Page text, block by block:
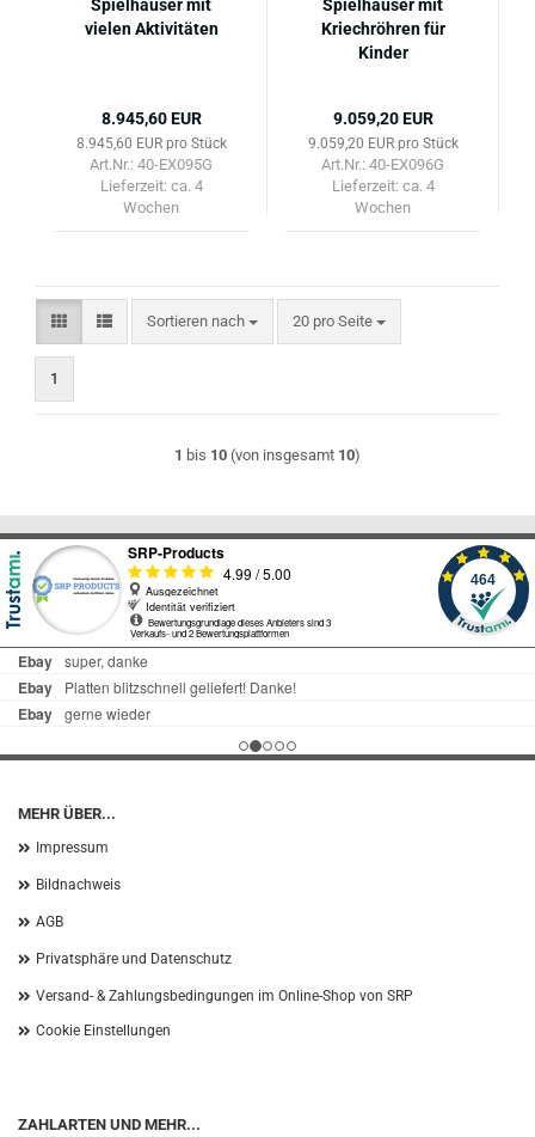
Spielhäuser mit
vielen Aktivitäten
8.945,60 EUR
8.945,60 EUR pro Stück
Art.Nr.: 40-EX095G
Lieferzeit: ca. 4
Wochen
Spielhäuser mit
Kriechröhren für
Kinder
9.059,20 EUR
9.059,20 EUR pro Stück
Art.Nr.: 40-EX096G
Lieferzeit: ca. 4
Wochen
Sortieren nach
Sortieren nach 20 pro Seite
pro Seite
1
1 bis 10 (von insgesamt 10)
MEHR ÜBER...
Impressum
Bildnachweis
AGB
Privatsphäre und Datenschutz
Versand- & Zahlungsbedingungen im Online-Shop von SRP
Cookie Einstellungen
ZAHLARTEN UND MEHR...